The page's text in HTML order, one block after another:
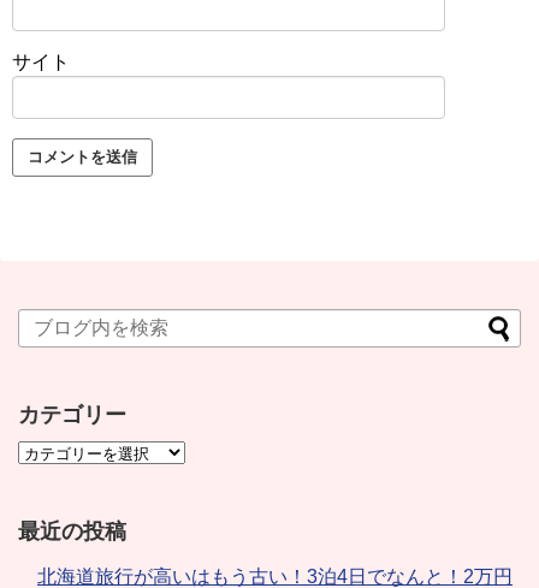
サイト
カテゴリー
最近の投稿
北海道旅行が高いはもう古い！3泊4日でなんと！2万円